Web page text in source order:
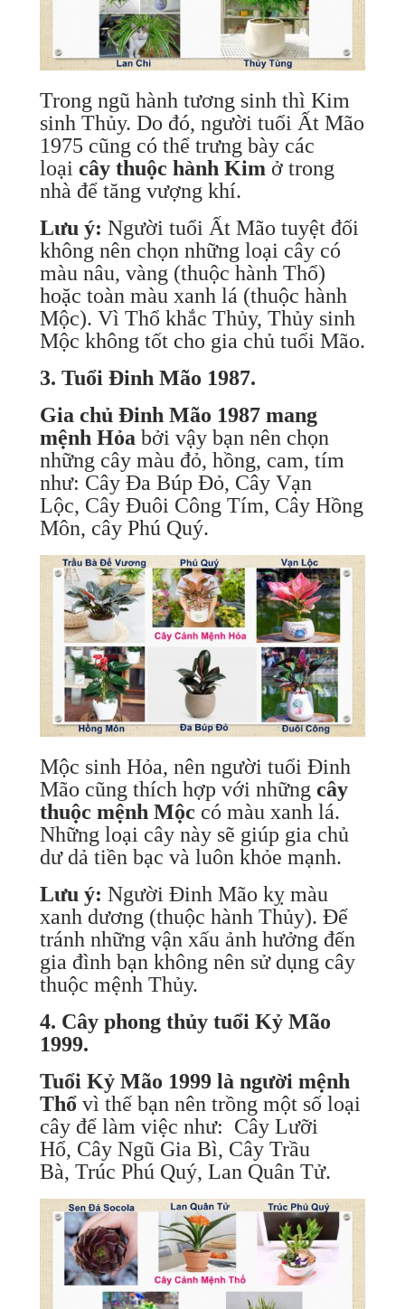
Trong ngũ hành tương sinh thì Kim
sinh Thủy. Do đó, người tuổi Ất Mão
1975 cũng có thể trưng bày các
loại cây thuộc hành Kim ở trong
nhà để tăng vượng khí.
Lưu ý: Người tuổi Ất Mão tuyệt đối
không nên chọn những loại cây có
màu nâu, vàng (thuộc hành Thổ)
hoặc toàn màu xanh lá (thuộc hành
Mộc). Vì Thổ khắc Thủy, Thủy sinh
Mộc không tốt cho gia chủ tuổi Mão.
3. Tuổi Đinh Mão 1987.
Gia chủ Đinh Mão 1987 mang
mệnh Hỏa bởi vậy bạn nên chọn
những cây màu đỏ, hồng, cam, tím
như: Cây Đa Búp Đỏ, Cây Vạn
Lộc, Cây Đuôi Công Tím, Cây Hồng
Môn, cây Phú Quý.
Mộc sinh Hỏa, nên người tuổi Đinh
Mão cũng thích hợp với những cây
thuộc mệnh Mộc có màu xanh lá.
Những loại cây này sẽ giúp gia chủ
dư dả tiền bạc và luôn khỏe mạnh.
Lưu ý: Người Đinh Mão kỵ màu
xanh dương (thuộc hành Thủy). Để
tránh những vận xấu ảnh hưởng đến
gia đình bạn không nên sử dụng cây
thuộc mệnh Thủy.
4. Cây phong thủy tuổi Kỷ Mão
1999.
Tuổi Kỷ Mão 1999 là người mệnh
Thổvì thế bạn nên trồng một số loại
cây để làm việc như: Cây Lưỡi
Hổ, Cây Ngũ Gia Bì, Cây Trầu
Bà, Trúc Phú Quý, Lan Quân Tử.